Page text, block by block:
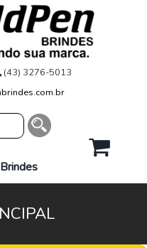
(43) 3276-5013